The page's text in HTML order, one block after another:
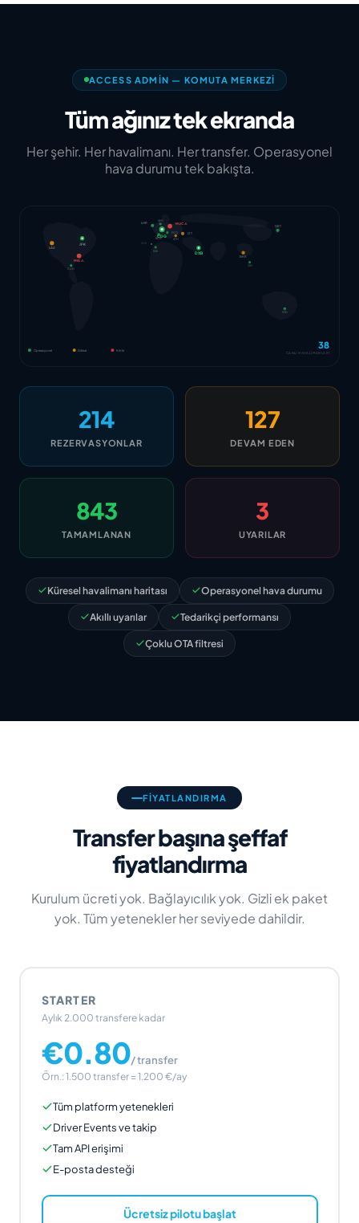
ACCESS ADMIN — KOMUTA MERKEZI
Tüm ağınız tek ekranda
Her şehir. Her havalimanı. Her transfer. Operasyonel
hava durumu tek bakışta.
JFK
LAX
MIA ⚠
CUN
CDG
LHR
AMS
MUC ⚠
BCN
FCO
ATH
IST
RAK
CMN
DXB
BKK
SIN
NRT
SYD
Operasyonel Dikkat Kritik
38
CANLI HAVALİMANLARI
214
REZERVASYONLAR
127
DEVAM EDEN
843
TAMAMLANAN
3
UYARILAR
Küresel havalimanı haritası Operasyonel hava durumu
Akıllı uyarılar Tedarikçi performansı
Çoklu OTA filtresi
FIYATLANDIRMA
Transfer başına şeffaf
fiyatlandırma
Kurulum ücreti yok. Bağlayıcılık yok. Gizli ek paket
yok. Tüm yetenekler her seviyede dahildir.
STARTER
Aylık 2.000 transfere kadar
€0.80/ transfer
Örn.: 1.500 transfer = 1.200 €/ay
Tüm platform yetenekleri
Driver Events ve takip
Tam API erişimi
E-posta desteği
Ücretsiz pilotu başlat